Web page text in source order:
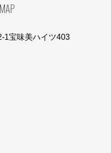
MAP
1宝味美ハイツ403